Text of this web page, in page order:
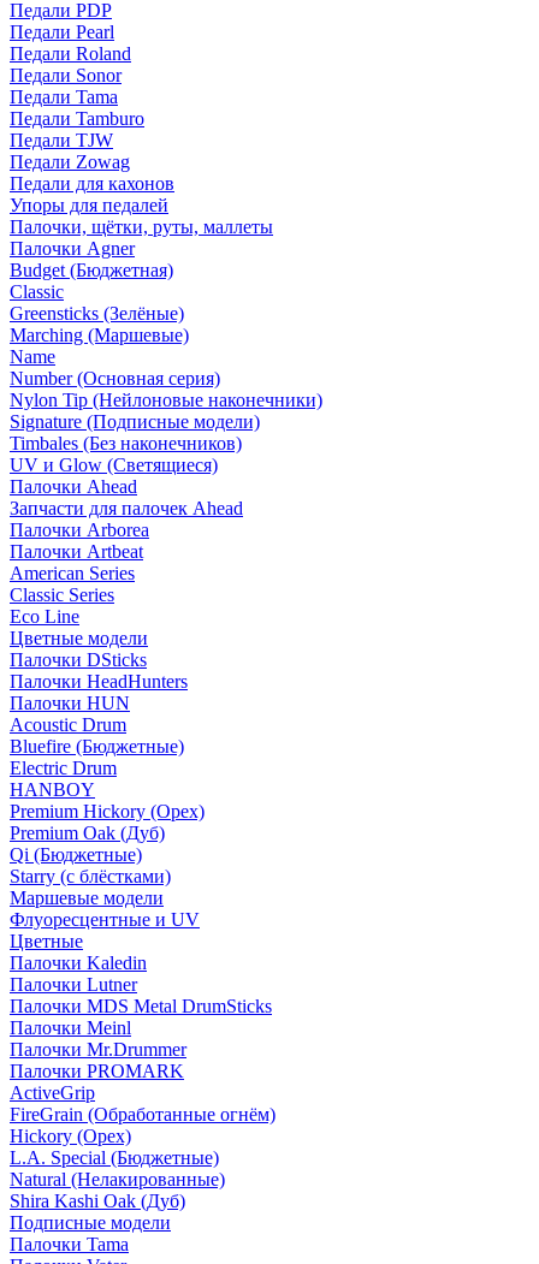
Педали PDP
Педали Pearl
Педали Roland
Педали Sonor
Педали Tama
Педали Tamburo
Педали TJW
Педали Zowag
Педали для кахонов
Упоры для педалей
Палочки, щётки, руты, маллеты
Палочки Agner
Budget (Бюджетная)
Classic
Greensticks (Зелёные)
Marching (Маршевые)
Name
Number (Основная серия)
Nylon Tip (Нейлоновые наконечники)
Signature (Подписные модели)
Timbales (Без наконечников)
UV и Glow (Светящиеся)
Палочки Ahead
Запчасти для палочек Ahead
Палочки Arborea
Палочки Artbeat
American Series
Classic Series
Eco Line
Цветные модели
Палочки DSticks
Палочки HeadHunters
Палочки HUN
Acoustic Drum
Bluefire (Бюджетные)
Electric Drum
HANBOY
Premium Hickory (Орех)
Premium Oak (Дуб)
Qi (Бюджетные)
Starry (с блёстками)
Маршевые модели
Флуоресцентные и UV
Цветные
Палочки Kaledin
Палочки Lutner
Палочки MDS Metal DrumSticks
Палочки Meinl
Палочки Mr.Drummer
Палочки PROMARK
ActiveGrip
FireGrain (Обработанные огнём)
Hickory (Орех)
L.A. Special (Бюджетные)
Natural (Нелакированные)
Shira Kashi Oak (Дуб)
Подписные модели
Палочки Tama